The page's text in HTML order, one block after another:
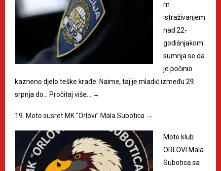
m
istraživanjem
nad 22-
godišnjakom
sumnja se da
je počinio
kazneno djelo teške krađe. Naime, taj je mladić između 29.
srpnja do…
Pročitaj više… →
19. Moto susret MK “Orlovi” Mala Subotica →
Moto klub
ORLOVI Mala
Subotica sa